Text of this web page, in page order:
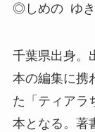
◎しめの ゆき
千葉県出身。
本の編集に携
た「ティアラ
本となる。著